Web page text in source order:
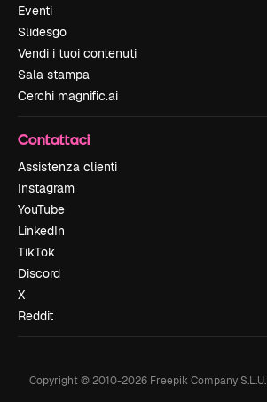
Eventi
Slidesgo
Vendi i tuoi contenuti
Sala stampa
Cerchi magnific.ai
Contattaci
Assistenza clienti
Instagram
YouTube
LinkedIn
TikTok
Discord
X
Reddit
Copyright © 2010-2026Freepik Company S.L.U.